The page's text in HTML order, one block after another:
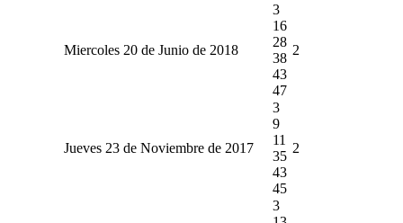
Miercoles 20 de Junio de 2018
3
16
28
38
43
47
2
Jueves 23 de Noviembre de 2017
3
9
11
35
43
45
2
3